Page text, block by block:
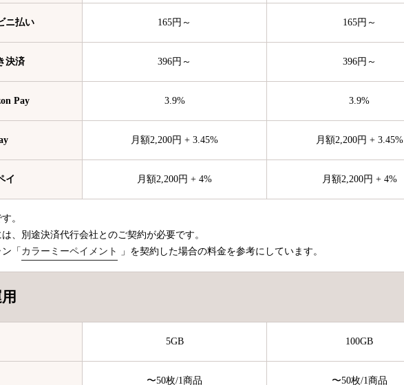
ニ払い 165円～ 165円～
決済 396円～ 396円～
Pay 3.9% 3.9%
月額2,200円 + 3.45% 月額2,200円 + 3.45%
イ 月額2,200円 + 4% 月額2,200円 + 4%
。
、別途決済代行会社とのご契約が必要です。
「 カラーミーペイメント 」を契約した場合の料金を参考にしています。
5GB 100GB
〜50枚/1商品 〜50枚/1商品